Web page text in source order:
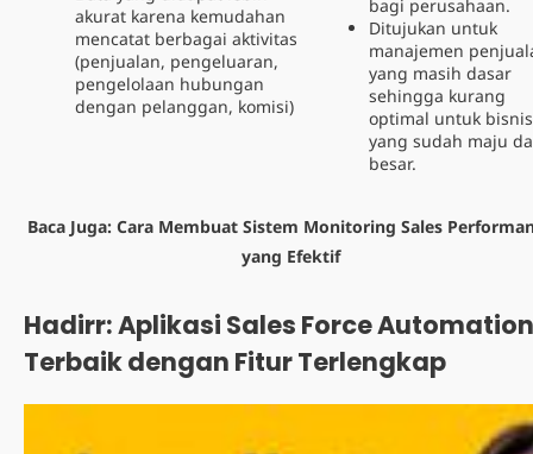
akurat karena kemudahan
mencatat berbagai aktivitas
(penjualan, pengeluaran,
pengelolaan hubungan
dengan pelanggan, komisi)
bagi perusahaan.
Ditujukan untuk
manajemen
yang masih dasar
sehingga kurang
optimal untuk bisnis
yang sudah maju
besar.
Baca Juga: Cara Membuat Sistem Monitoring Sales
yang Efektif
Hadirr:Aplikasi Sales ForceAutomation
Terbaik dengan Fitur Terlengkap